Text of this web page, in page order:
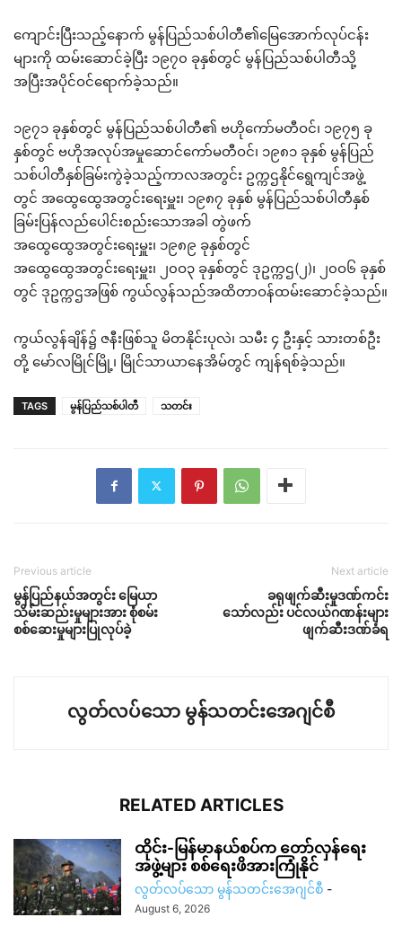
ကျောင်းပြီးသည့်နောက် မွန်ပြည်သစ်ပါတီ၏မြေအောက်လုပ်ငန်း
များကို ထမ်းဆောင်ခဲ့ပြီး ၁၉၇၀ ခုနှစ်တွင် မွန်ပြည်သစ်ပါတီသို့
အပြီးအပိုင်ဝင်ရောက်ခဲ့သည်။
၁၉၇၁ ခုနှစ်တွင် မွန်ပြည်သစ်ပါတီ၏ ဗဟိုကော်မတီဝင်၊ ၁၉၇၅ ခု
နှစ်တွင် ဗဟိုအလုပ်အမှုဆောင်ကော်မတီဝင်၊ ၁၉၈၁ ခုနှစ် မွန်ပြည်
သစ်ပါတီနှစ်ခြမ်းကွဲခဲ့သည့်ကာလအတွင်း ဥက္ကဌနိုင်ရွေကျင်အဖွဲ့
တွင် အထွေထွေအတွင်းရေးမှူး၊ ၁၉၈၇ ခုနှစ် မွန်ပြည်သစ်ပါတီနှစ်
ခြမ်းပြန်လည်ပေါင်းစည်းသောအခါ တွဲဖက်
အထွေထွေအတွင်းရေးမှူး၊ ၁၉၈၉ ခုနှစ်တွင်
အထွေထွေအတွင်းရေးမှူး၊ ၂၀ဝ၃ ခုနှစ်တွင် ဒုဥက္ကဌ(၂)၊ ၂၀ဝ၆ ခုနှစ်
တွင် ဒုဥက္ကဌအဖြစ် ကွယ်လွန်သည်အထိတာဝန်ထမ်းဆောင်ခဲ့သည်။
ကွယ်လွန်ချိန်၌ ဇနီးဖြစ်သူ မိတနိုင်းပုလဲ၊ သမီး ၄ ဦးနှင့် သားတစ်ဦး
တို့ မော်လမြိုင်မြို့၊ မြိုင်သာယာနေအိမ်တွင် ကျန်ရစ်ခဲ့သည်။
TAGS မွန်ပြည်သစ်ပါတီ သတင်း
Previous article
မွန်ပြည်နယ်အတွင်း မြေယာ
သိမ်းဆည်းမှုများအား စုံစမ်း
စစ်ဆေးမှုများပြုလုပ်ခဲ့
Next article
ခရုဖျက်ဆီးမှုဒဏ်ကင်း
သော်လည်း ပင်လယ်ဂဏန်းများ
ဖျက်ဆီးဒဏ်ခံရ
လွတ်လပ်သော မွန်သတင်းအေဂျင်စီ
RELATED ARTICLES
ထိုင်း-မြန်မာနယ်စပ်က တော်လှန်ရေး
အဖွဲ့များ စစ်ရေးဖိအားကြုံနိုင်
လွတ်လပ်သော မွန်သတင်းအေဂျင်စီ -
August 6, 2026